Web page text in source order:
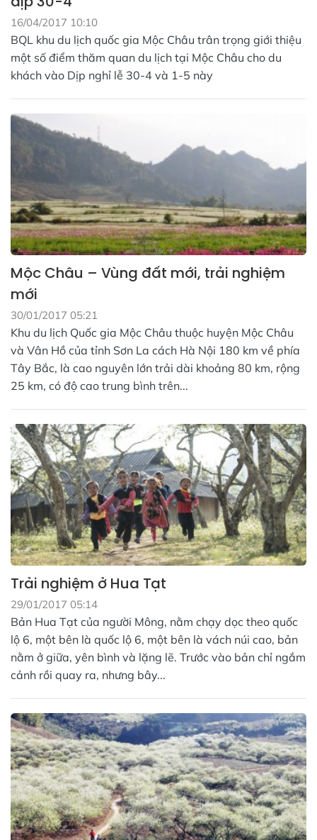
16/04/2017 10:10
BQL khu du lịch quốc gia Mộc Châu trân trọng giới thiệu
một số điểm thăm quan du lịch tại Mộc Châu cho du
khách vào Dịp nghỉ lễ 30-4 và 1-5 này
Mộc Châu – Vùng đất mới, trải nghiệm
mới
30/01/2017 05:21
Khu du lịch Quốc gia Mộc Châu thuộc huyện Mộc Châu
và Vân Hồ của tỉnh Sơn La cách Hà Nội 180 km về phía
Tây Bắc, là cao nguyên lớn trải dài khoảng 80 km, rộng
25 km, có độ cao trung bình trên...
Trải nghiệm ở Hua Tạt
29/01/2017 05:14
Bản Hua Tạt của người Mông, nằm chạy dọc theo quốc
lộ 6, một bên là quốc lộ 6, một bên là vách núi cao, bản
nằm ở giữa, yên bình và lặng lẽ. Trước vào bản chỉ ngắm
cảnh rồi quay ra, nhưng bây...